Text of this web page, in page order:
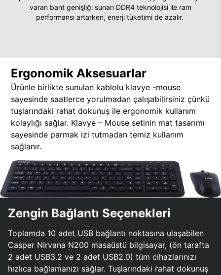
varan bant genişliği sunan DDR4 teknolojisi ile ram
performansı artarken, enerji tüketimi de azalır.
Ergonomik Aksesuarlar
Ürünle birlikte sunulan kablolu klavye -mouse
sayesinde saatlerce yorulmadan çalışabilirsiniz çünkü
tuşlarındaki rahat dokunuş ile ergonomik kullanım
kolaylığı sağlar. Klavye – Mouse setinin mat tasarımı
sayesinde parmak izi tutmadan temiz kullanım
sağlanır.
Zengin Bağlantı Seçenekleri
Toplamda 10 adet USB bağlantı noktasına ulaşabilen
Casper Nirvana N200 masaüstü bilgisayar, (ön tarafta
2 adet USB3.2 ve 2 adet USB2.0) tüm cihazlarınızı
hızlıca bağlamanızı sağlar. Tuşlarındaki rahat dokunuş